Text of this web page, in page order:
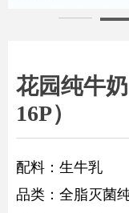
花园纯牛
16P）
配料：生牛乳
品类：全脂灭菌